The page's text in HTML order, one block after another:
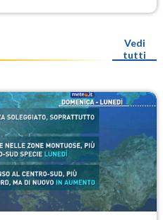
Vedi
tutti